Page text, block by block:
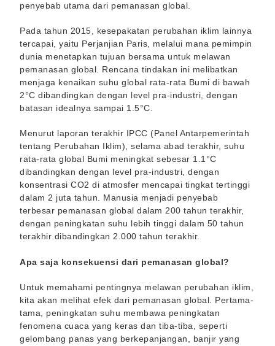
penyebab utama dari pemanasan global.
Pada tahun 2015, kesepakatan perubahan iklim lainnya
tercapai, yaitu Perjanjian Paris, melalui mana pemimpin
dunia menetapkan tujuan bersama untuk melawan
pemanasan global. Rencana tindakan ini melibatkan
menjaga kenaikan suhu global rata-rata Bumi di bawah
2°C dibandingkan dengan level pra-industri, dengan
batasan idealnya sampai 1.5°C.
Menurut laporan terakhir IPCC (Panel Antarpemerintah
tentang Perubahan Iklim), selama abad terakhir, suhu
rata-rata global Bumi meningkat sebesar 1.1°C
dibandingkan dengan level pra-industri, dengan
konsentrasi CO2 di atmosfer mencapai tingkat tertinggi
dalam 2 juta tahun. Manusia menjadi penyebab
terbesar pemanasan global dalam 200 tahun terakhir,
dengan peningkatan suhu lebih tinggi dalam 50 tahun
terakhir dibandingkan 2.000 tahun terakhir.
Apa saja konsekuensi dari pemanasan global?
Untuk memahami pentingnya melawan perubahan iklim,
kita akan melihat efek dari pemanasan global. Pertama-
tama, peningkatan suhu membawa peningkatan
fenomena cuaca yang keras dan tiba-tiba, seperti
gelombang panas yang berkepanjangan, banjir yang